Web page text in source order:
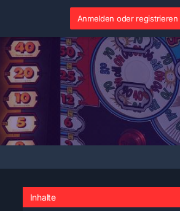
Anmelden oder registrieren
Inhalte